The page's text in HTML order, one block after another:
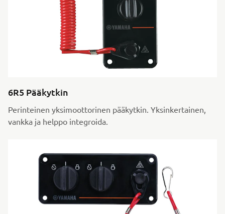
6R5 Pääkytkin
Perinteinen yksimoottorinen pääkytkin. Yksinkertainen,
vankka ja helppo integroida.